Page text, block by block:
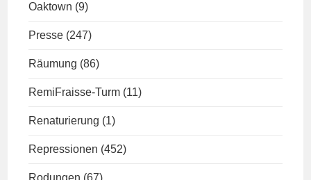
Oaktown (9)
Presse (247)
Räumung (86)
RemiFraisse-Turm (11)
Renaturierung (1)
Repressionen (452)
Rodungen (67)